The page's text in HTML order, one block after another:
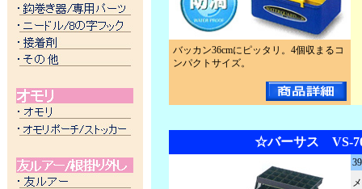
バッカン36cmにピッタリ。4個収まるコ
ンパクトサイズ。
☆バーサス VS-